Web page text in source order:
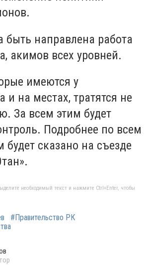
быть направлена работа
акимов всех уровней.
имеются у
и на местах, тратятся не
За всем этим будет
Подробнее по всем
будет сказано на съезде
необходимый текст и нажмите Ctrl+Enter, чтобы
#Правительство РК